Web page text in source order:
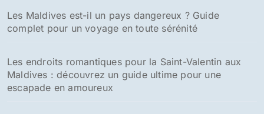
Les Maldives est-il un pays dangereux ? Guide
complet pour un voyage en toute sérénité
Les endroits romantiques pour la Saint-Valentin aux
Maldives : découvrez un guide ultime pour une
escapade en amoureux